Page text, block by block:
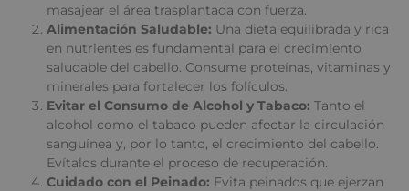
masajear el área trasplantada con fuerza.
Alimentación Saludable: Una dieta equilibrada y rica
en nutrientes es fundamental para el crecimiento
saludable del cabello. Consume proteínas, vitaminas y
minerales para fortalecer los folículos.
Evitar el Consumo de Alcohol y Tabaco: Tanto el
alcohol como el tabaco pueden afectar la circulación
sanguínea y, por lo tanto, el crecimiento del cabello.
Evítalos durante el proceso de recuperación.
Cuidado con el Peinado: Evita peinados que ejerzan